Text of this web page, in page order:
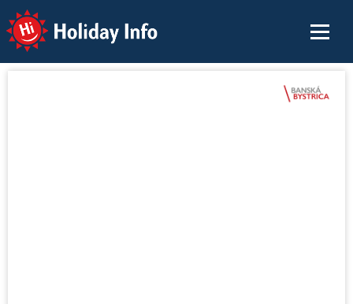
Holiday Info